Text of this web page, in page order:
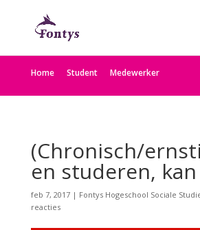
Home Student Medewerker
(Chronisch/
en studeren,
feb 7, 2017| Fontys Hogeschool Sociale
reacties